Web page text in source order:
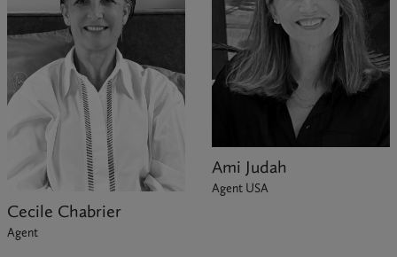
Cecile Chabrier
Agent
Ami Judah
Agent USA